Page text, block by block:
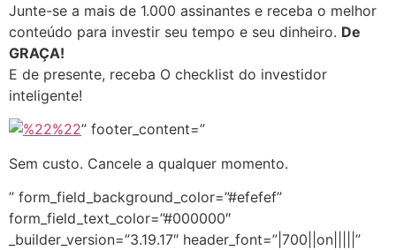
Junte-se a mais de 1.000 assinantes e receba o melhor
conteúdo para investir seu tempo e seu dinheiro. De
GRAÇA!
E de presente, receba O checklist do investidor
inteligente!
” footer_content=”
Sem custo. Cancele a qualquer momento.
” form_field_background_color=”#efefef”
form_field_text_color=”#000000″
_builder_version=”3.19.17″ header_font=”|700||on|||||”